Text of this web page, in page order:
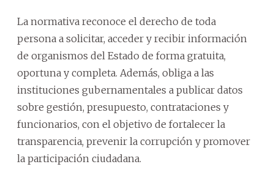
La normativa reconoce el derecho de toda
persona a solicitar, acceder y recibir información
de organismos del Estado de forma gratuita,
oportuna y completa. Además, obliga a las
instituciones gubernamentales a publicar datos
sobre gestión, presupuesto, contrataciones y
funcionarios, con el objetivo de fortalecer la
transparencia, prevenir la corrupción y promover
la participación ciudadana.